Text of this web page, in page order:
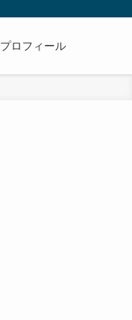
プロフィール